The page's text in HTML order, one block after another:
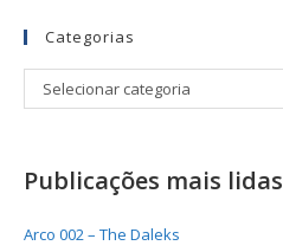
Categorias
Selecionar categoria
Publicações mais lidas
Arco 002 – The Daleks